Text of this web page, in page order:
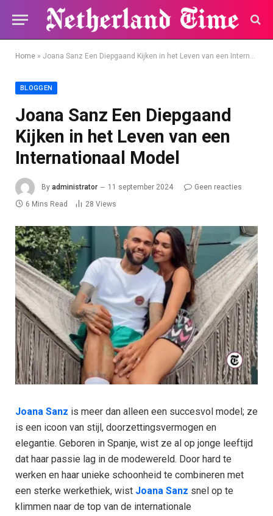
Home » Joana Sanz Een Diepgaand Kijken in het Leven van een Internationaal Model
BLOGGEN
Joana Sanz Een Diepgaand
Kijken in het Leven van een
Internationaal Model
By administrator 11 september 2024
Geen reacties
6 Mins Read
28 Views
Joana Sanz is meer dan alleen een succesvol model; ze
is een icoon van stijl, doorzettingsvermogen en
elegantie. Geboren in Spanje, wist ze al op jonge leeftijd
dat haar passie lag in de modewereld. Door hard te
werken en haar unieke schoonheid te combineren met
een sterke werkethiek, wist Joana Sanz snel op te
klimmen naar de top van de internationale